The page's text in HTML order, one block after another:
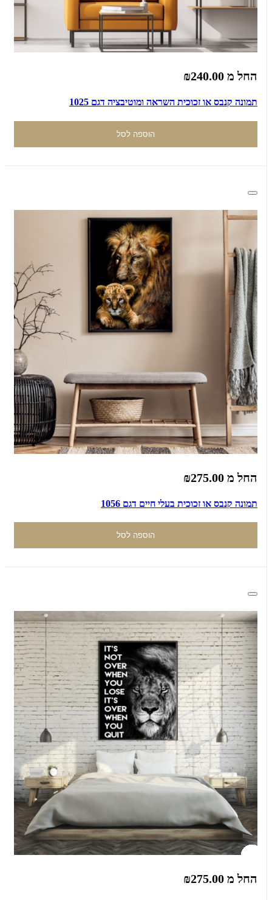
החל מ ₪240.00
תמונה קנבס או זכוכית השראה ומוטיבציה דגם 1025
הוספה לסל
החל מ ₪275.00
תמונה קנבס או זכוכית בעלי חיים דגם 1056
הוספה לסל
החל מ ₪275.00